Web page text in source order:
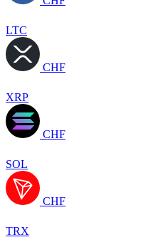
LTC
CHF
XRP
CHF
SOL
CHF
TRX